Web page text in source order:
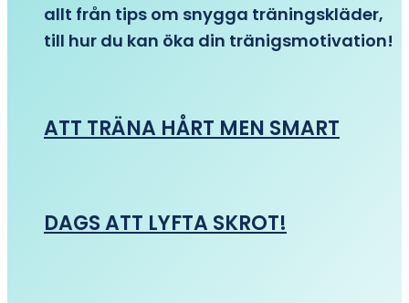
allt från tips om snygga träningskläder,
till hur du kan öka din tränigsmotivation!
ATT TRÄNA HÅRT MEN SMART
DAGS ATT LYFTA SKROT!